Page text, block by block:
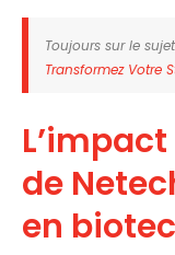
Toujours sur le
Transformez Votre
de
en